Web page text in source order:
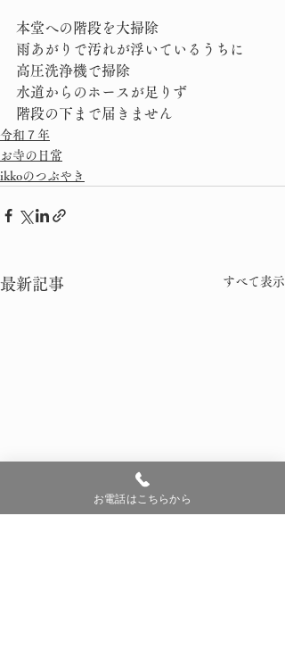
本堂への階段を大掃除
雨あがりで汚れが浮いているうちに
高圧洗浄機で掃除
水道からのホースが足りず
階段の下まで届きません
令和７年
お寺の日常
ikkoのつぶやき
最新記事 すべて表示
お電話はこちらから